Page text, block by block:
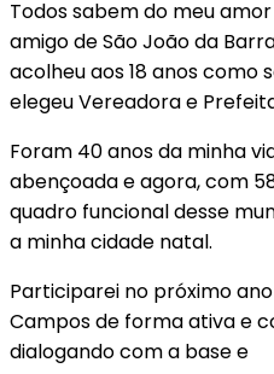
Todos sabem do meu
amigo de São João da
acolheu aos 18 anos como
elegeu Vereadora e
Foram 40 anos da minha
abençoada e agora, com
quadro funcional desse
a minha cidade natal.
Participarei no próximo
Campos de forma ativa e
dialogando com a base e